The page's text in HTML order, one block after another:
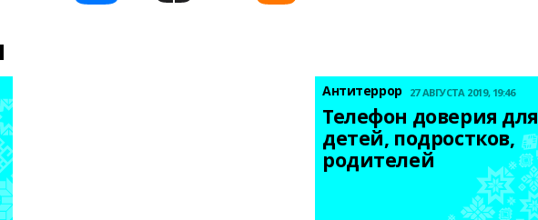
Антитеррор 27 АВГУСТА 2019, 19:46
Телефон доверия для
детей, подростков,
родителей